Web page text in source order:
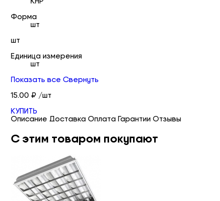
Форма
шт
шт
Единица измерения
шт
Показать все Свернуть
15.00 ₽ /шт
КУПИТЬ
Описание Доставка Оплата Гарантии Отзывы
С этим товаром покупают